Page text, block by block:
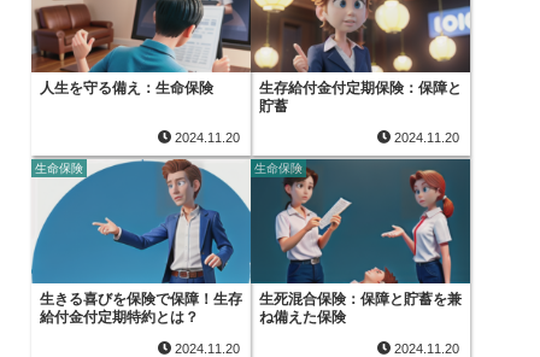
人生を守る備え：生命保険
2024.11.20
生存給付金付定期保険：保障と
貯蓄
2024.11.20
生命保険
生きる喜びを保険で保障！生存
給付金付定期特約とは？
2024.11.20
生命保険
生死混合保険：保障と貯蓄を兼
ね備えた保険
2024.11.20